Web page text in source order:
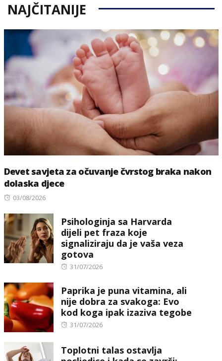
NAJČITANIJE
Devet savjeta za očuvanje čvrstog braka nakon
dolaska djece
Posted
03/08/2026
Psihologinja sa Harvarda
dijeli pet fraza koje
signaliziraju da je vaša veza
gotova
Posted
31/07/2026
Paprika je puna vitamina, ali
nije dobra za svakoga: Evo
kod koga ipak izaziva tegobe
Posted
31/07/2026
Toplotni talas ostavlja